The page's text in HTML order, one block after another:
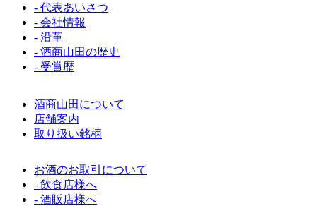
- 代表あいさつ
- 会社情報
- 沿革
- 酒商山田の歴史
- 受賞歴
酒商山田について
店舗案内
取り扱い銘柄
お酒のお取引について
- 飲食店様へ
- 酒販店様へ